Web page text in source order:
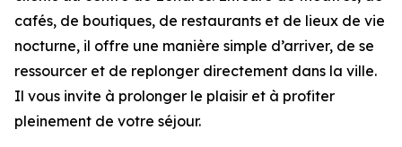
cafés, de boutiques, de restaurants et de lieux de vie
nocturne, il offre une manière simple d’arriver, de se
ressourcer et de replonger directement dans la ville.
Il vous invite à prolonger le plaisir et à profiter
pleinement de votre séjour.